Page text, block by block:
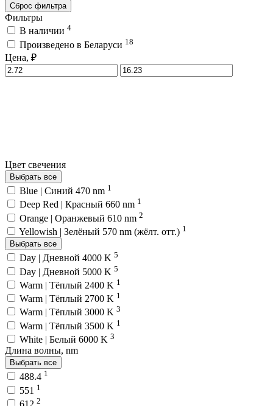
Сброс фильтра
Фильтры
В наличии 4
Произведено в Беларуси 18
Цена, ₽
Цвет свечения
Выбрать все
Blue | Синий 470 nm 1
Deep Red | Красный 660 nm 1
Orange | Оранжевый 610 nm 2
Yellowish | Зелёный 570 nm (жёлт. отт.) 1
Выбрать все
Day | Дневной 4000 K 5
Day | Дневной 5000 K 5
Warm | Тёплый 2400 K 1
Warm | Тёплый 2700 K 1
Warm | Тёплый 3000 K 3
Warm | Тёплый 3500 K 1
White | Белый 6000 K 3
Длина волны, nm
Выбрать все
488.4 1
551 1
2